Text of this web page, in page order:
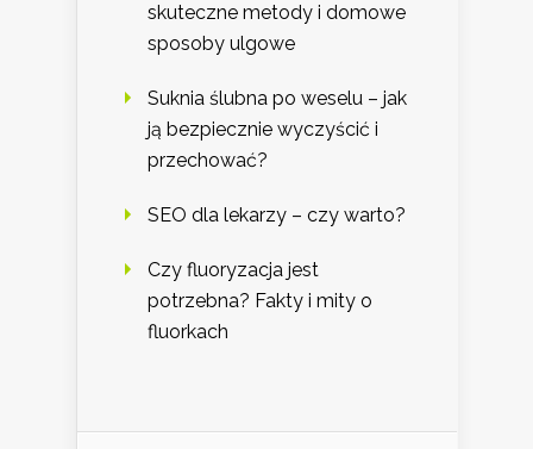
skuteczne metody i domowe
sposoby ulgowe
Suknia ślubna po weselu – jak
ją bezpiecznie wyczyścić i
przechować?
SEO dla lekarzy – czy warto?
Czy fluoryzacja jest
potrzebna? Fakty i mity o
fluorkach